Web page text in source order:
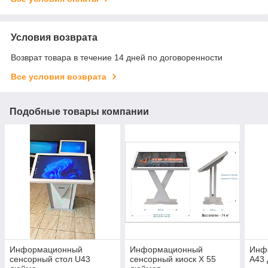
Условия возврата
Возврат товара в течение 14 дней по договоренности
Все условия возврата
Подобные товары компании
Информационный
сенсорный стол U43
Информационный
сенсорный киоск Х 55
А43